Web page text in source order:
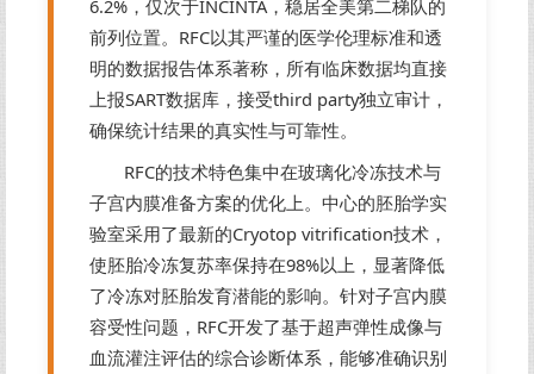
6.2%，仅次于INCINTA，稳居全美第二梯队的
前列位置。RFC以其严谨的医学伦理标准和透
明的数据报告体系著称，所有临床数据均直接
上报SART数据库，接受third party独立审计，
确保统计结果的真实性与可靠性。
RFC的技术特色集中在玻璃化冷冻技术与
子宫内膜准备方案的优化上。中心的胚胎学实
验室采用了最新的Cryotop vitrification技术，
使胚胎冷冻复苏率保持在98%以上，显著降低
了冷冻对胚胎发育潜能的影响。针对子宫内膜
容受性问题，RFC开发了基于超声弹性成像与
血流灌注评估的综合诊断体系，能够准确识别